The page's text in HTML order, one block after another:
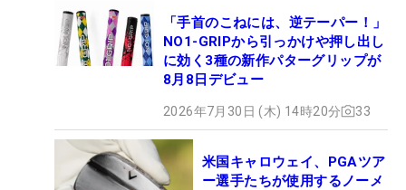
「手首のこねには、逆テーパー！」
NO1-GRIPから引っかけや押し出し
に効く3種の新作パターグリップが
8月8日デビュー
2026年7月30日 (木) 14時20分 33
米国キャロウェイ、PGAツア
ー選手たちが使用するノーメ